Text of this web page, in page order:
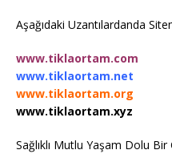
Aşağıdaki Uzantılardanda
www.tiklaortam.com
www.tiklaortam.net
www.tiklaortam.org
www.tiklaortam.xyz
Sağlıklı Mutlu Yaşam Dolu Bir